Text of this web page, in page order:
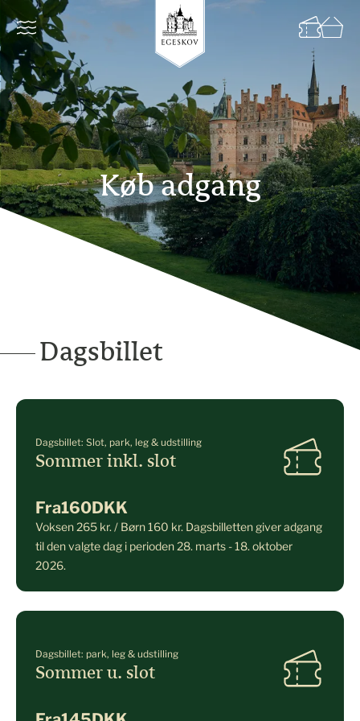
Køb adgang
Dagsbillet
Dagsbillet: Slot, park, leg & udstilling
Sommer inkl. slot
Fra160DKK
Voksen 265 kr. / Børn 160 kr. Dagsbilletten giver adgang
til den valgte dag i perioden 28. marts - 18. oktober
2026.
Dagsbillet: park, leg & udstilling
Sommer u. slot